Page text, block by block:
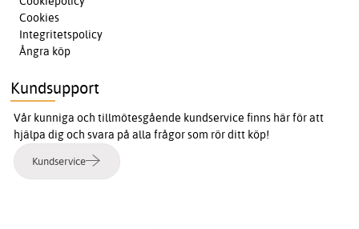
Cookies
Integritetspolicy
Ångra köp
Kundsupport
Vår kunniga och tillmötesgående kundservice finns här för att
hjälpa dig och svara på alla frågor som rör ditt köp!
Kundservice